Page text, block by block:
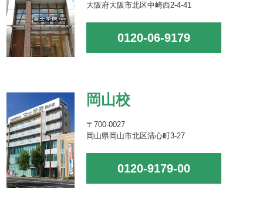
大阪府大阪市北区中崎西2-4-41
0120-06-9179
岡山校
〒700-0027
岡山県岡山市北区清心町3-27
0120-9179-00